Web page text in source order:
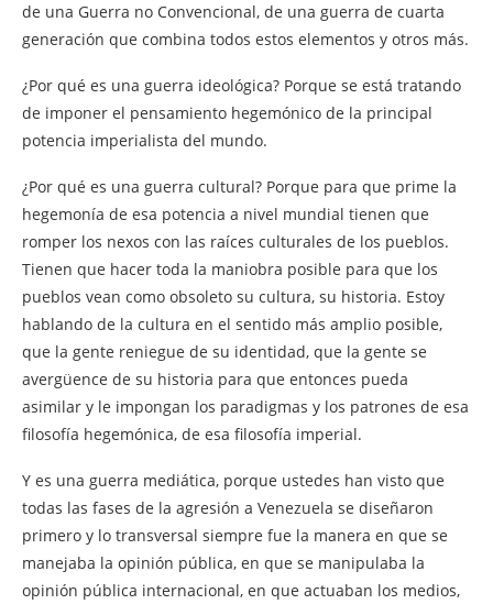
de una Guerra no Convencional, de una guerra de cuarta
generación que combina todos estos elementos y otros más.
¿Por qué es una guerra ideológica? Porque se está tratando
de imponer el pensamiento hegemónico de la principal
potencia imperialista del mundo.
¿Por qué es una guerra cultural? Porque para que prime la
hegemonía de esa potencia a nivel mundial tienen que
romper los nexos con las raíces culturales de los pueblos.
Tienen que hacer toda la maniobra posible para que los
pueblos vean como obsoleto su cultura, su historia. Estoy
hablando de la cultura en el sentido más amplio posible,
que la gente reniegue de su identidad, que la gente se
avergüence de su historia para que entonces pueda
asimilar y le impongan los paradigmas y los patrones de esa
filosofía hegemónica, de esa filosofía imperial.
Y es una guerra mediática, porque ustedes han visto que
todas las fases de la agresión a Venezuela se diseñaron
primero y lo transversal siempre fue la manera en que se
manejaba la opinión pública, en que se manipulaba la
opinión pública internacional, en que actuaban los medios,